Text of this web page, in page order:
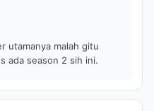
utamanya malah gitu
ada season 2 sih ini.